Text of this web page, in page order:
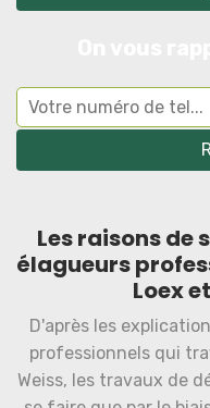
Les raisons de
élagueurs
Loex
D'après les
professionnels qui
Weiss, les travaux de